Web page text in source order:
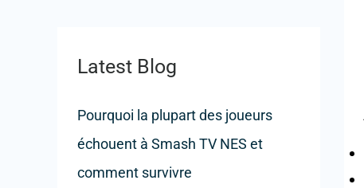
Latest Blog
Pourquoi la plupart des joueurs
échouent à Smash TV NES et
comment survivre